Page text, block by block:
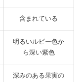
含まれている
明るいルビー色か
ら深い紫色
深みのある果実の